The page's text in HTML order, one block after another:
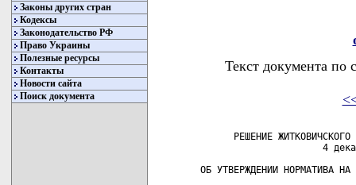
Законы других стран
Кодексы
Законодательство РФ
Право Украины
Полезные ресурсы
Контакты
Новости сайта
Поиск документа
Текст документа по
РЕШЕНИЕ ЖИТКОВИЧСКОГО
4
ОБ УТВЕРЖДЕНИИ НОРМАТИВА НА